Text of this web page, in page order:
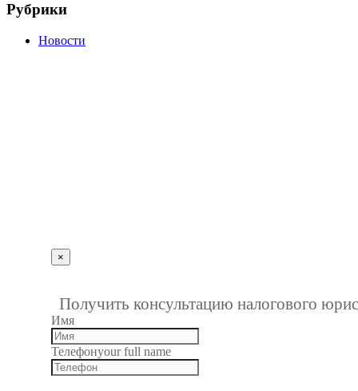
Рубрики
Новости
×
Получить консультацию налогового
Имя
Телефонyour full name